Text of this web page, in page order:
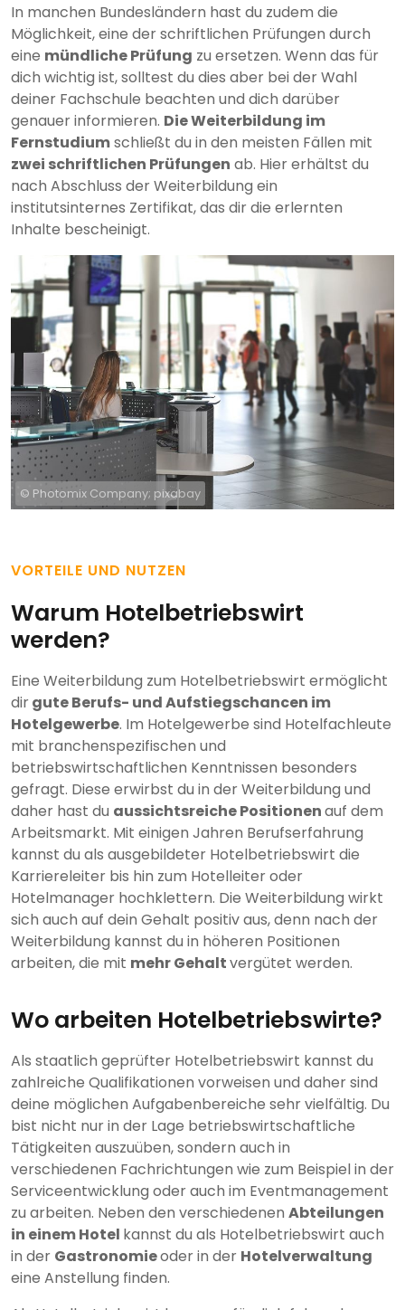
In manchen Bundesländern hast du zudem die
Möglichkeit, eine der schriftlichen Prüfungen durch
eine mündliche Prüfung zu ersetzen. Wenn das für
dich wichtig ist, solltest du dies aber bei der Wahl
deiner Fachschule beachten und dich darüber
genauer informieren. Die Weiterbildung im
Fernstudiumschließt du in den meisten Fällen mit
zwei schriftlichen Prüfungen ab. Hier erhältst du
nach Abschluss der Weiterbildung ein
institutsinternes Zertifikat, das dir die erlernten
Inhalte bescheinigt.
© Photomix Company; pixabay
VORTEILE UND NUTZEN
Warum Hotelbetriebswirt
werden?
Eine Weiterbildung zum Hotelbetriebswirt ermöglicht
dirgute Berufs- und Aufstiegschancen im
Hotelgewerbe. Im Hotelgewerbe sind Hotelfachleute
mit branchenspezifischen und
betriebswirtschaftlichen Kenntnissen besonders
gefragt. Diese erwirbst du in der Weiterbildung und
daher hast du aussichtsreiche Positionenauf dem
Arbeitsmarkt. Mit einigen Jahren Berufserfahrung
kannst du als ausgebildeter Hotelbetriebswirt die
Karriereleiter bis hin zum Hotelleiter oder
Hotelmanager hochklettern. Die Weiterbildung wirkt
sich auch auf dein Gehalt positiv aus, denn nach der
Weiterbildung kannst du in höheren Positionen
arbeiten, die mit mehr Gehaltvergütet werden.
Wo arbeiten Hotelbetriebswirte?
Als staatlich geprüfter Hotelbetriebswirt kannst du
zahlreiche Qualifikationen vorweisen und daher sind
deine möglichen Aufgabenbereiche sehr vielfältig. Du
bist nicht nur in der Lage betriebswirtschaftliche
Tätigkeiten auszuüben, sondern auch in
verschiedenen Fachrichtungen wie zum Beispiel in der
Serviceentwicklung oder auch im Eventmanagement
zu arbeiten. Neben den verschiedenen Abteilungen
in einem Hotel kannst du als Hotelbetriebswirt auch
in der Gastronomieoder in der Hotelverwaltung
eine Anstellung finden.